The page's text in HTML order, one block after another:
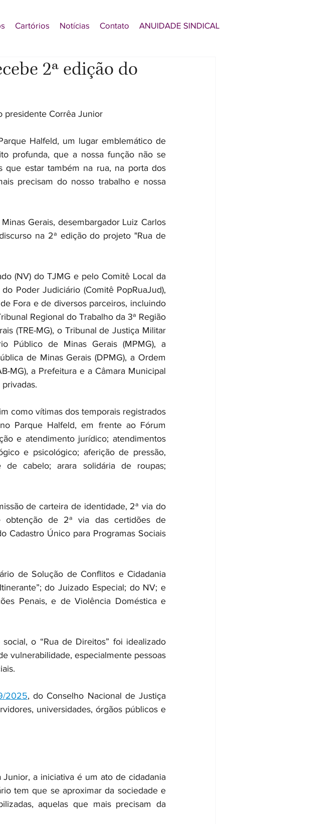
Cartórios Notícias Contato ANUIDADE SINDICAL
2ª edição do
presidente Corrêa Junior
Halfeld, um lugar emblemático de
profunda, que a nossa função não se
que estar também na rua, na porta dos
precisam do nosso trabalho e nossa
Gerais, desembargador Luiz Carlos
na 2ª edição do projeto "Rua de
(NV) do TJMG e pelo Comitê Local da
Poder Judiciário (Comitê PopRuaJud),
Fora e de diversos parceiros, incluindo
Regional do Trabalho da 3ª Região
(TRE-MG), o Tribunal de Justiça Militar
Público de Minas Gerais (MPMG), a
de Minas Gerais (DPMG), a Ordem
MG), a Prefeitura e a Câmara Municipal
como vítimas dos temporais registrados
Parque Halfeld, em frente ao Fórum
e atendimento jurídico; atendimentos
e psicológico; aferição de pressão,
de cabelo; arara solidária de roupas;
de carteira de identidade, 2ª via do
obtenção de 2ª via das certidões de
Cadastro Único para Programas Sociais
de Solução de Conflitos e Cidadania
do Juizado Especial; do NV; e
Penais, e de Violência Doméstica e
o “Rua de Direitos” foi idealizado
vulnerabilidade, especialmente pessoas
2025, do Conselho Nacional de Justiça
universidades, órgãos públicos e
a iniciativa é um ato de cidadania
tem que se aproximar da sociedade e
aquelas que mais precisam da